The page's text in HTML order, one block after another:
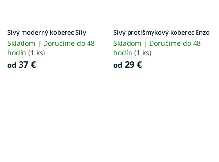
Sivý moderný koberec Sily
Skladom | Doručíme do 48
hodín (1 ks)
od 37 €
Sivý protišmykový koberec Enzo
Skladom | Doručíme do 48
hodín (1 ks)
od 29 €